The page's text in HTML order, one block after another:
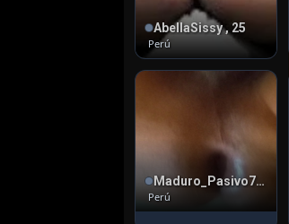
AbellaSissy , 25
Perú
Maduro_Pasivo76 , 49
Perú